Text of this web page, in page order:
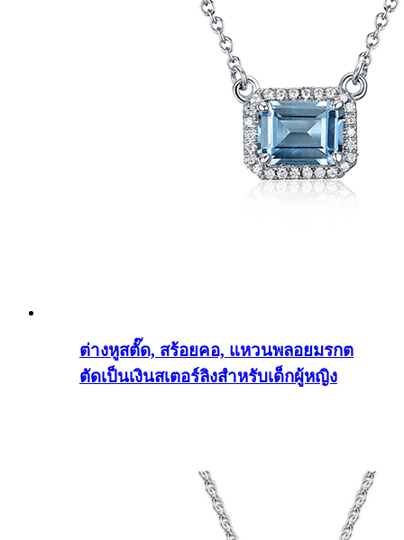
ต่างหูสตั๊ด, สร้อยคอ, แหวนพลอยมรกต
ตัดเป็นเงินสเตอร์ลิงสำหรับเด็กผู้หญิง